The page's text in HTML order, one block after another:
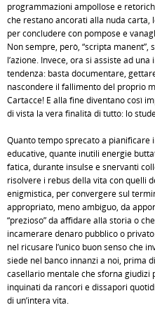
programmazioni ampollose e
che restano ancorati alla nuda carta,
per concludere con pompose e
Non sempre, però, “scripta manent”,
l’azione. Invece, ora si assiste ad una
tendenza: basta documentare,
nascondere il fallimento del proprio
Cartacce! E alla fine diventano così
di vista la vera finalità di tutto: lo
Quanto tempo sprecato a pianificare
educative, quante inutili energie
fatica, durante insulse e snervanti
risolvere i rebus della vita con quelli
enigmistica, per convergere sul
appropriato, meno ambiguo, da
“prezioso” da affidare alla storia o
incamerare denaro pubblico o
nel ricusare l’unico buon senso che
siede nel banco innanzi a noi, prima
casellario mentale che sforna giudizi
inquinati da rancori e dissapori
di un’intera vita.